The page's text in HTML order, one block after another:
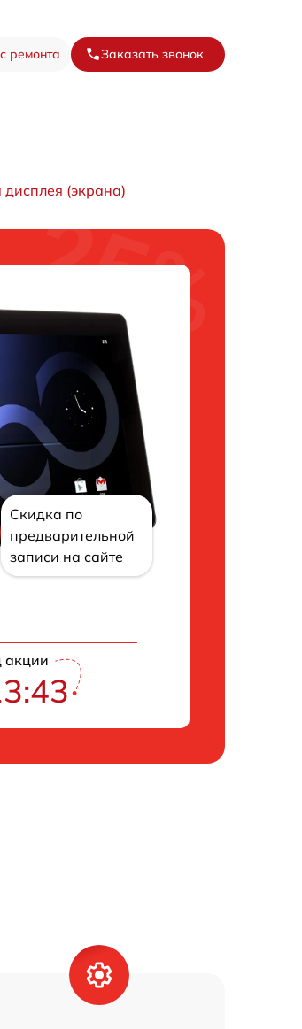
ремонта Заказать звонок
(экрана)
Скидка по
предварительной
записи на сайте
акции